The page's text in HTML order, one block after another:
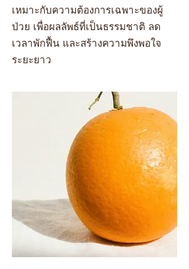
เหมาะกับความต้องการเฉพาะของผู้
ป่วย เพื่อผลลัพธ์ที่เป็นธรรมชาติ ลด
เวลาพักฟื้น และสร้างความพึงพอใจ
ระยะยาว